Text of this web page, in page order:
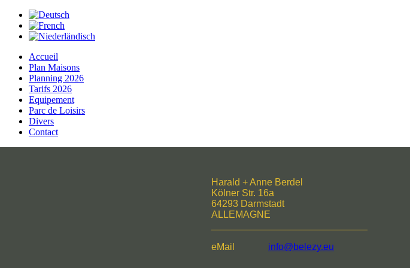
Accueil
Plan Maisons
Planning 2026
Tarifs 2026
Equipement
Parc de Loisirs
Divers
Contact
Harald + Anne Berdel
Kölner Str. 16a
64293 Darmstadt
ALLEMAGNE
eMail info@belezy.eu